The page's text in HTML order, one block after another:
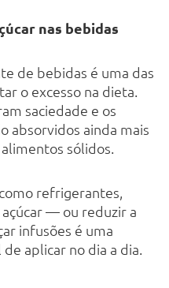
nas bebidas
de bebidas é uma das
o excesso na dieta.
saciedade e os
absorvidos ainda mais
sólidos.
refrigerantes,
açúcar — ou reduzir a
infusões é uma
aplicar no dia a dia.